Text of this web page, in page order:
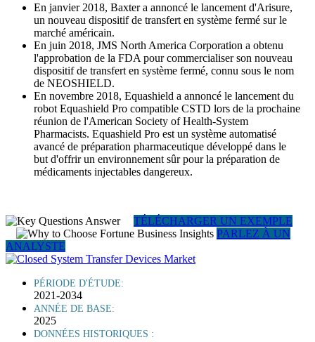
En janvier 2018, Baxter a annoncé le lancement d'Arisure,
un nouveau dispositif de transfert en système fermé sur le
marché américain.
En juin 2018, JMS North America Corporation a obtenu
l'approbation de la FDA pour commercialiser son nouveau
dispositif de transfert en système fermé, connu sous le nom
de NEOSHIELD.
En novembre 2018, Equashield a annoncé le lancement du
robot Equashield Pro compatible CSTD lors de la prochaine
réunion de l'American Society of Health-System
Pharmacists. Equashield Pro est un système automatisé
avancé de préparation pharmaceutique développé dans le
but d'offrir un environnement sûr pour la préparation de
médicaments injectables dangereux.
TÉLÉCHARGER UN EXEMPLE
PARLEZ À UN
ANALYSTE
PÉRIODE D'ÉTUDE:
2021-2034
ANNÉE DE BASE:
2025
DONNÉES HISTORIQUES :